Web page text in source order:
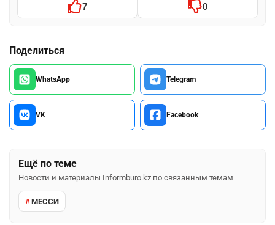
7 0
Поделиться
WhatsApp Telegram
VK Facebook
Ещё по теме
Новости и материалы Informburo.kz по связанным темам
МЕССИ